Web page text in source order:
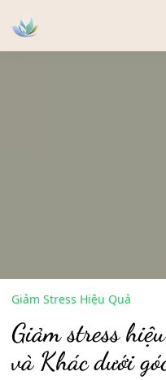
Giảm Stress Hiệu Quả
Giảm stress
và Khác dưới